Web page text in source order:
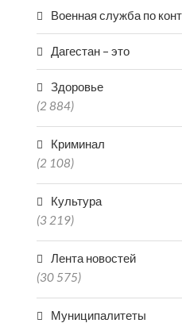
Военная служба по
Дагестан – это
Здоровье
(2 884)
Криминал
(2 108)
Культура
(3 219)
Лента новостей
(30 575)
Муниципалитеты